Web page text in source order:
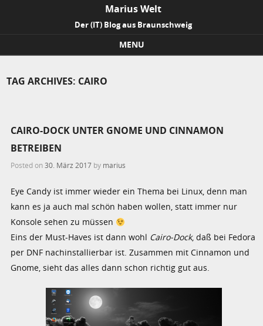
Marius Welt
Der (IT) Blog aus Braunschweig
MENU
TAG ARCHIVES: CAIRO
CAIRO-DOCK UNTER GNOME UND CINNAMON
BETREIBEN
Posted on30. März 2017 by marius
Eye Candy ist immer wieder ein Thema bei Linux, denn man
kann es ja auch mal schön haben wollen, statt immer nur
Konsole sehen zu müssen
Eins der Must-Haves ist dann wohl Cairo-Dock, daß bei Fedora
per DNF nachinstallierbar ist. Zusammen mit Cinnamon und
Gnome, sieht das alles dann schon richtig gut aus.